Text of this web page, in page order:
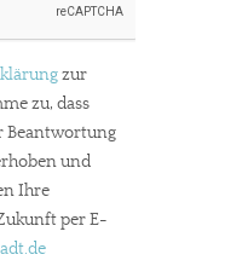
zur
zu, dass
Beantwortung
und
Ihre
per E-